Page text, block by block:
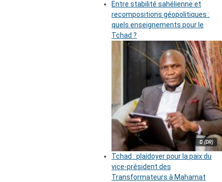
Entre stabilité sahélienne et
recompositions géopolitiques :
quels enseignements pour le
Tchad ?
© (DR)
Tchad : plaidoyer pour la paix du
vice-président des
Transformateurs à Mahamat